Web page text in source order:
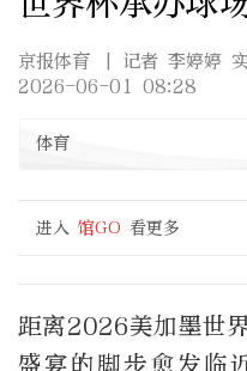
京报体育
| 记者 李婷婷
2026-06-01 08:28
体育
进入 馆GO 看更多
距离2026美加墨世
盛宴的脚步愈发临